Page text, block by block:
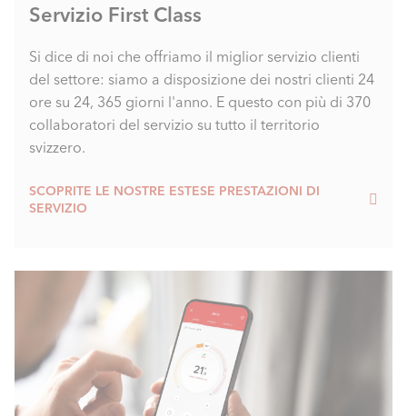
Servizio First Class
Si dice di noi che offriamo il miglior servizio clienti
del settore: siamo a disposizione dei nostri clienti 24
ore su 24, 365 giorni l'anno. E questo con più di 370
collaboratori del servizio su tutto il territorio
svizzero.
SCOPRITE LE NOSTRE ESTESE PRESTAZIONI DI
SERVIZIO